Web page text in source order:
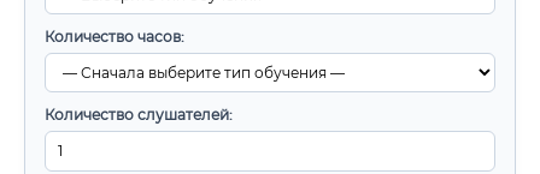
Количество часов:
Количество слушателей: